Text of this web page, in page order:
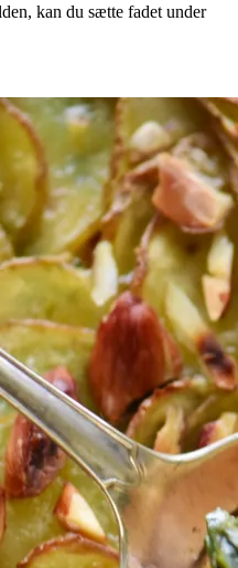
kan du sætte fadet under